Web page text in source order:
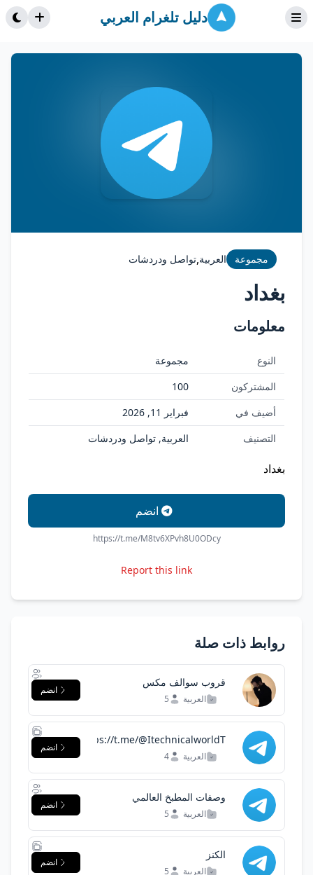
دليل تلغرام العربي
مجموعة العربية,تواصل ودردشات
بغداد
معلومات
النوع
مجموعة
المشتركون
100
أضيف في
فبراير 11, 2026
التصنيف
العربية, تواصل ودردشات
بغداد
انضم
https://t.me/M8tv6XPvh8U0ODcy
Report this link
روابط ذات صلة
قروب سوالف مكس
العربية 5
انضم
https://t.me/@ItechnicalworldT
العربية 4
انضم
وصفات المطبخ العالمي
العربية 5
انضم
الكنز
العربية 5
انضم